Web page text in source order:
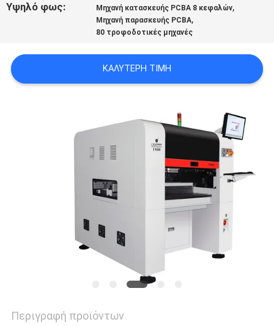
LINE
ΙΣΤΟΣΕΛΊΔΑΣ
ΑΠΟΡΡΉΤΟΥ
Υψηλό φως: Μηχανή κατασκευής PCBA 8 κεφαλών,
Μηχανή παρασκευής PCBA,
80 τροφοδοτικές μηχανές
ΚΑΛΎΤΕΡΗ ΤΙΜΉ
Περιγραφή προϊόντων